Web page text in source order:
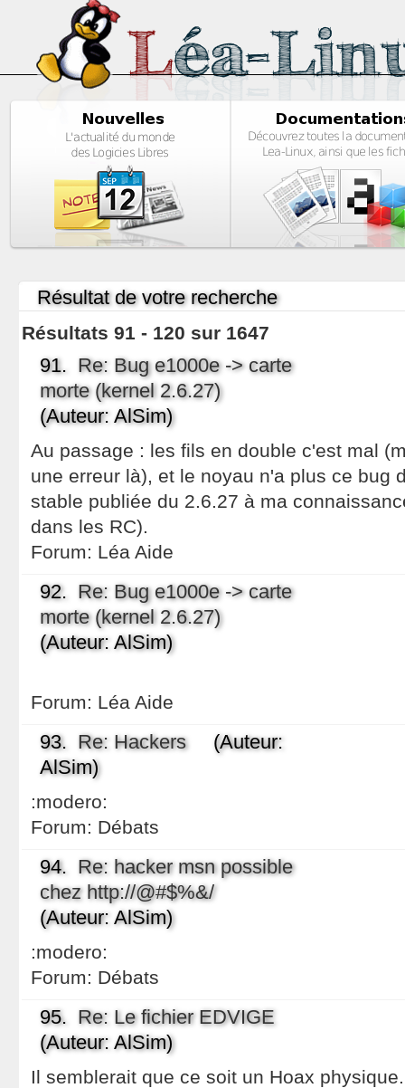
Résultat de votre recherche
Résultats 91 - 120 sur 1647
91. Re: Bug e1000e -> carte
morte (kernel 2.6.27)
(Auteur: AlSim)
Au passage : les fils en double c'est mal
une erreur là), et le noyau n'a plus ce bug
stable publiée du 2.6.27 à ma
dans les RC).
Forum: Léa Aide
92. Re: Bug e1000e -> carte
morte (kernel 2.6.27)
(Auteur: AlSim)
Forum: Léa Aide
93. Re: Hackers(Auteur:
AlSim)
:modero:
Forum: Débats
94. Re: hacker msn possible
chez http://@#$%&/
(Auteur: AlSim)
:modero:
Forum: Débats
95. Re: Le fichier EDVIGE
(Auteur: AlSim)
Il semblerait que ce soit un Hoax